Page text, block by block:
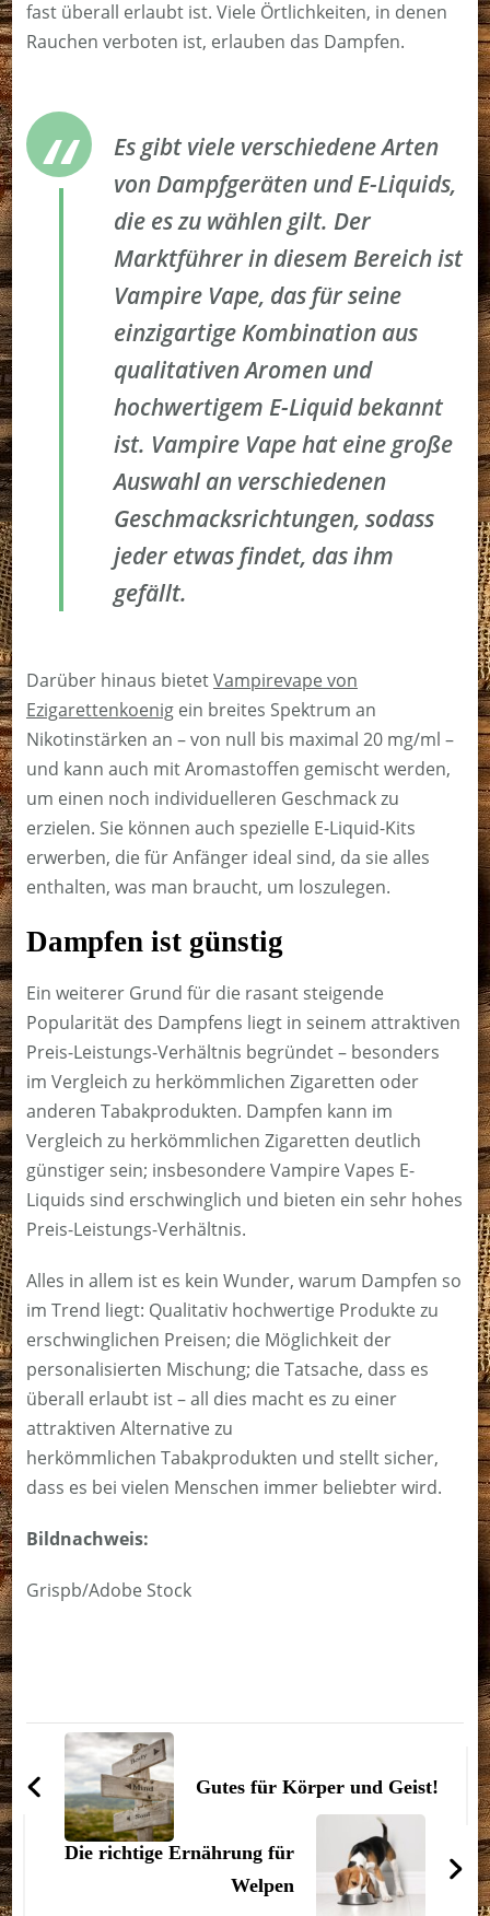
fast überall erlaubt ist. Viele Örtlichkeiten, in denen
Rauchen verboten ist, erlauben das Dampfen.
Es gibt viele verschiedene Arten
von Dampfgeräten und E-Liquids,
die es zu wählen gilt. Der
Marktführer in diesem Bereich ist
Vampire Vape, das für seine
einzigartige Kombination aus
qualitativen Aromen und
hochwertigem E-Liquid bekannt
ist. Vampire Vape hat eine große
Auswahl an verschiedenen
Geschmacksrichtungen, sodass
jeder etwas findet, das ihm
gefällt.
Darüber hinaus bietetVampirevape von
Ezigarettenkoenigein breites Spektrum an
Nikotinstärken an – von null bis maximal 20 mg/ml –
und kann auch mit Aromastoffen gemischt werden,
um einen noch individuelleren Geschmack zu
erzielen. Sie können auch spezielle E-Liquid-Kits
erwerben, die für Anfänger ideal sind, da sie alles
enthalten, was man braucht, um loszulegen.
Dampfen ist günstig
Ein weiterer Grund für die rasant steigende
Popularität des Dampfens liegt in seinem attraktiven
Preis-Leistungs-Verhältnis begründet – besonders
im Vergleich zu herkömmlichen Zigaretten oder
anderen Tabakprodukten. Dampfen kann im
Vergleich zu herkömmlichen Zigaretten deutlich
günstiger sein; insbesondere Vampire Vapes E-
Liquids sind erschwinglich und bieten ein sehr hohes
Preis-Leistungs-Verhältnis.
Alles in allem ist es kein Wunder, warum Dampfen so
im Trend liegt: Qualitativ hochwertige Produkte zu
erschwinglichen Preisen; die Möglichkeit der
personalisierten Mischung; die Tatsache, dass es
überall erlaubt ist – all dies macht es zu einer
attraktiven Alternative zu
herkömmlichen Tabakprodukten und stellt sicher,
dass es bei vielen Menschen immer beliebter wird.
Bildnachweis:
Grispb/Adobe Stock
Beitragsnavigation
Gutes für Körper und Geist!
Die richtige Ernährung für
Welpen